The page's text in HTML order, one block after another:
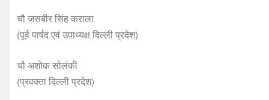
चौ जसबीर सिंह कराला
(पूर्व पार्षद एवं उपाध्यक्ष दिल्ली प्रदेश)
चौ अशोक सोलंकी
(प्रवक्ता दिल्ली प्रदेश)